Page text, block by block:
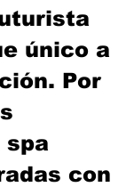
único a
Por
spa
con